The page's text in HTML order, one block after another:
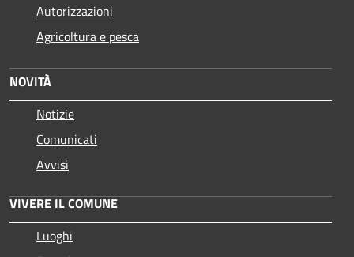
Autorizzazioni
Agricoltura e pesca
NOVITÀ
Notizie
Comunicati
Avvisi
VIVERE IL COMUNE
Luoghi